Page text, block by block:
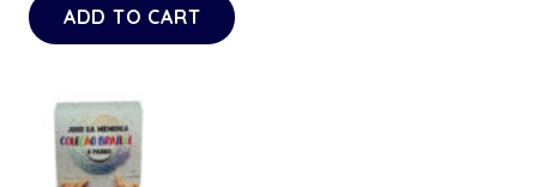
ADD TO CART